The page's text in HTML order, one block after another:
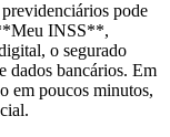
pode
INSS**,
o segurado
dados bancários. Em
em poucos minutos,